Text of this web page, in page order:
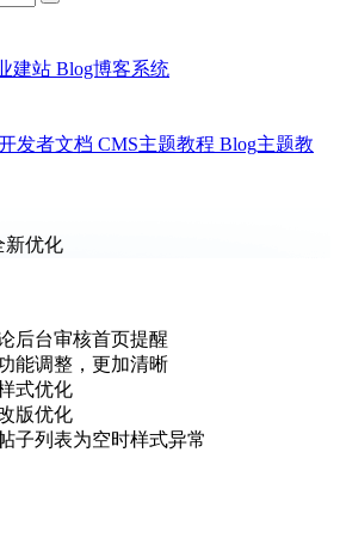
建站 Blog博客系统
发者文档 CMS主题教程 Blog主题教
新优化
后台审核首页提醒
能调整，更加清晰
式优化
版优化
子列表为空时样式异常